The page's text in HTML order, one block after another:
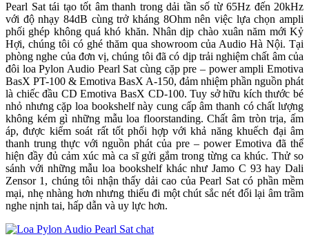
Pearl Sat tái tạo tốt âm thanh trong dải tần số từ 65Hz đến 20kHz
với độ nhạy 84dB cùng trở kháng 8Ohm nên việc lựa chọn ampli
phối ghép không quá khó khăn. Nhân dịp chào xuân năm mới Kỷ
Hợi, chúng tôi có ghé thăm qua showroom của Audio Hà Nội. Tại
phòng nghe của đơn vị, chúng tôi đã có dịp trải nghiệm chất âm của
đôi loa Pylon Audio Pearl Sat cùng cặp pre – power ampli Emotiva
BasX PT-100 & Emotiva BasX A-150, đảm nhiệm phần nguồn phát
là chiếc đầu CD Emotiva BasX CD-100. Tuy sở hữu kích thước bé
nhỏ nhưng cặp loa bookshelf này cung cấp âm thanh có chất lượng
không kém gì những mẫu loa floorstanding. Chất âm tròn trịa, ấm
áp, được kiểm soát rất tốt phối hợp với khả năng khuếch đại âm
thanh trung thực với nguồn phát của pre – power Emotiva đã thể
hiện đầy đủ cảm xúc mà ca sĩ gửi gắm trong từng ca khúc. Thử so
sánh với những mẫu loa bookshelf khác như Jamo C 93 hay Dali
Zensor 1, chúng tôi nhận thấy dải cao của Pearl Sat có phần mềm
mại, nhẹ nhàng hơn nhưng thiếu đi một chút sắc nét đổi lại âm trầm
nghe nịnh tai, hấp dẫn và uy lực hơn.